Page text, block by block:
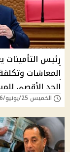
رئيس
المعاشات
الحد الأقصى
الخميس 25/يونيو/2026 - 12:22 م